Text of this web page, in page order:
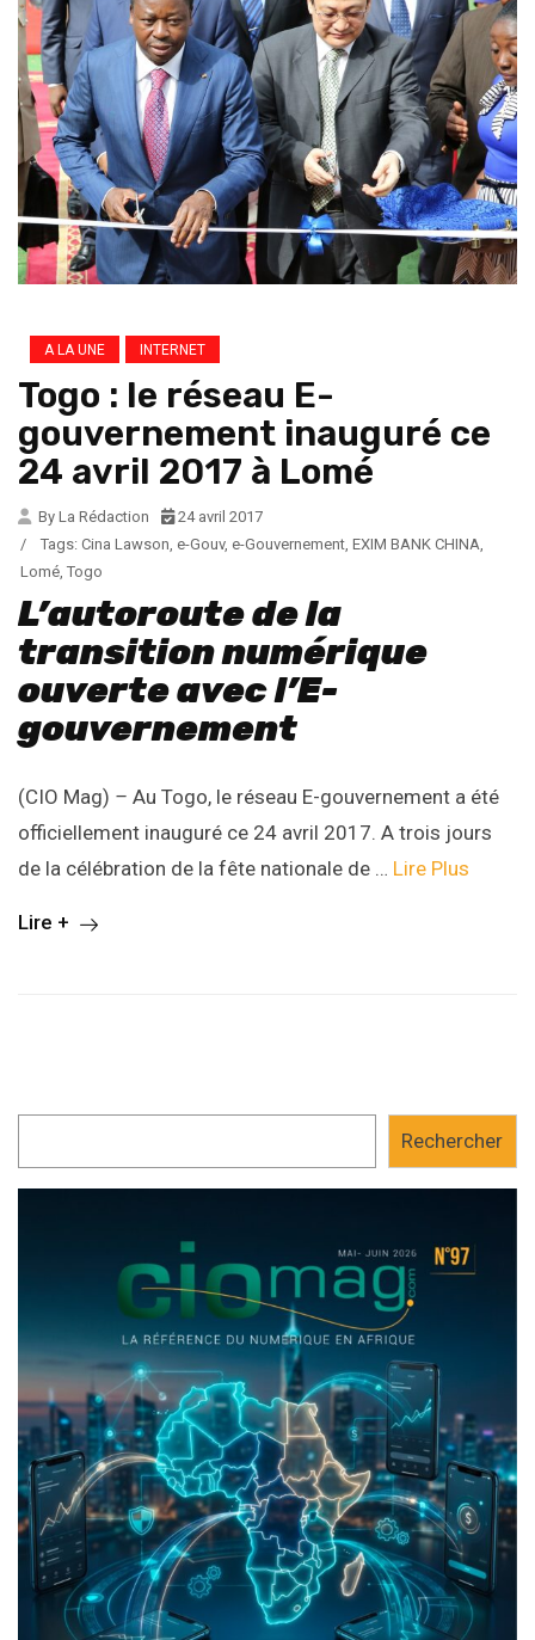
A LA UNE INTERNET
Togo : le réseau E-
gouvernement inauguré ce
24 avril 2017 à Lomé
By La Rédaction
24 avril 2017
/
Tags: Cina Lawson e-Gouv, e-Gouvernement EXIM BANK CHINA
Lomé Togo
L’autoroute de la
transition numérique
ouverte avec l’E-
gouvernement
(CIO Mag) – Au Togo, le réseau E-gouvernement a été
officiellement inauguré ce 24 avril 2017. A trois jours
de la célébration de la fête nationale de … Lire Plus
Lire +
Rechercher